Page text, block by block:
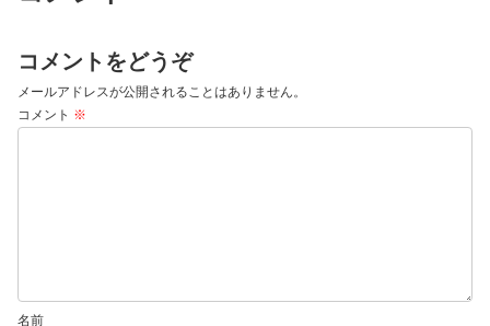
コメントをどうぞ
メールアドレスが公開されることはありません。
コメント ※
名前